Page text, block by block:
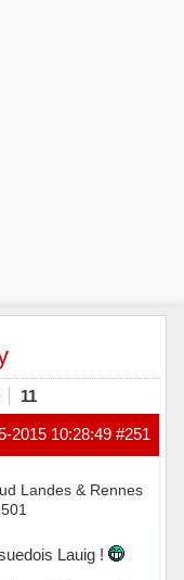
11
#251
2015 10:28:49
Landes & Rennes
Lauig !